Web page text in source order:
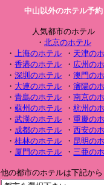
中山以外のホテル予約
人気都市のホテル
・ 北京のホテル
・上海のホテル ・ 天津の
・香港のホテル ・ 広州の
・深圳のホテル ・澳門の
・ 大連のホテル ・瀋陽の
・青島のホテル ・南京の
・蘇州のホテル ・杭州の
・武漢のホテル ・重慶の
・ 成都のホテル ・西安の
・桂林のホテル ・ 昆明の
・ 厦門のホテル ・三亜の
他の都市のホテルは下記か